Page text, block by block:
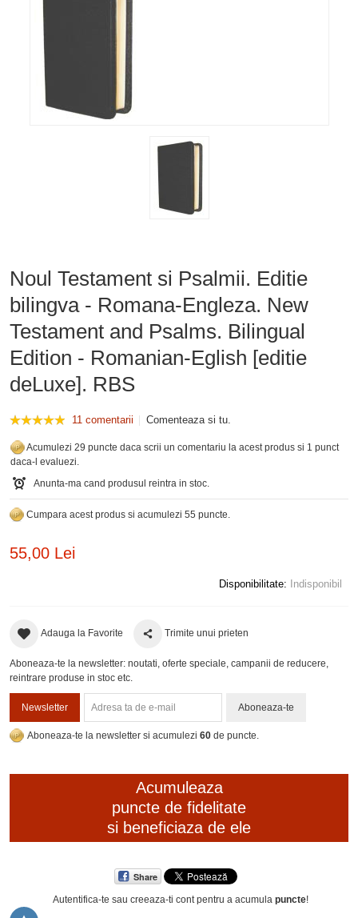
Noul Testament si Psalmii. Editie
bilingva - Romana-Engleza. New
Testament and Psalms. Bilingual
Edition - Romanian-Eglish [editie
deLuxe]. RBS
11 comentarii Comenteaza si tu.
Acumulezi 29 puncte daca scrii un comentariu la acest produs si 1 punct
daca-l evaluezi.
Anunta-ma cand produsul reintra in stoc.
Cumpara acest produs si acumulezi 55 puncte.
55,00 Lei
Disponibilitate: Indisponibil
Adauga la Favorite Trimite unui prieten
Aboneaza-te la newsletter: noutati, oferte speciale, campanii de reducere,
reintrare produse in stoc etc.
Newsletter Aboneaza-te
Aboneaza-te la newsletter si acumulezi 60 de puncte.
Acumuleaza
puncte de fidelitate
si beneficiaza de ele
Share
Autentifica-te sau creeaza-ti contpentru a acumula puncte!